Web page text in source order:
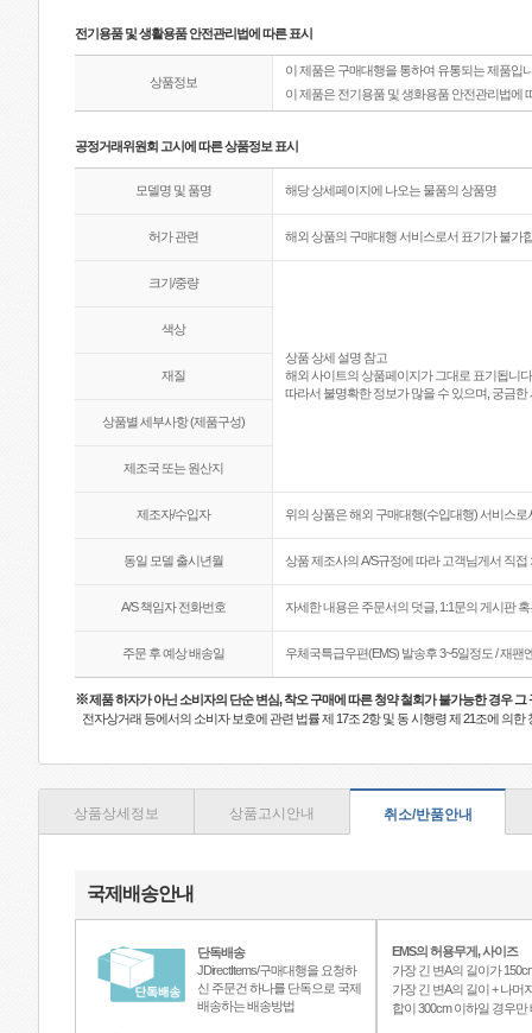
전기용품 및 생활용품 안전관리법에 따른 표시
상품정보
이 제품은 구매대행을 통하여 유통되는 제품입
이 제품은 전기용품 및 생화용품 안전관리법에
공정거래위원회 고시에 따른 상품정보 표시
모델명 및 품명 해당 상세페이지에 나오는 물품의 상품명
허가 관련 해외 상품의 구매대행 서비스로서 표기가 불가
크기/중량
상품 상세 설명 참고
해외 사이트의 상품페이지가 그대로 표기됩니
따라서 불명확한 정보가 많을 수 있으며, 궁금
색상
재질
상품별 세부사항 (제품구성)
제조국 또는 원산지
제조자/수입자 위의 상품은 해외 구매대행(수입대행) 서비스로
동일 모델 출시년월 상품 제조사의 A/S규정에 따라 고객님게서 직접
A/S 책임자 전화번호 자세한 내용은 주문서의 덧글, 1:1문의 게시판
주문 후 예상 배송일 우체국특급우편(EMS) 발송후 3~5일정도 / 재
※제품 하자가 아닌 소비자의 단순 변심, 착오 구매에 따른 청약 철회가 불가능한 경우 그
전자상거래 등에서의 소비자 보호에 관련 법률 제 17조 2항 및 동 시행령 제 21조에 의
상품상세정보 상품고시안내 취소/반품안내
국제배송안내
단독배송
JDirectItems/구매대행을 요청하
신 주문건 하나를 단독으로 국제
배송하는 배송방법
EMS의 허용무게, 사이즈
가장 긴 변A의 길이가
가장 긴 변A의 길이 + 나머
합이 300cm 이하일 경우만